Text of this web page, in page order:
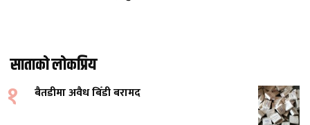
साताको लोकप्रिय
१ बैतडीमा अवैध बिँडी बरामद